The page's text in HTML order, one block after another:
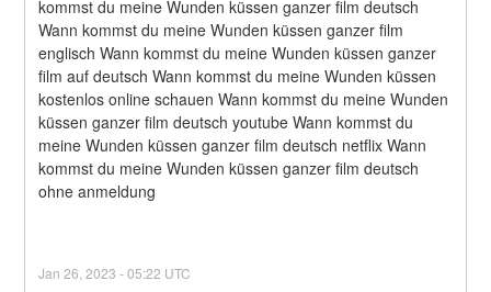
kommst du meine Wunden küssen ganzer film deutsch
Wann kommst du meine Wunden küssen ganzer film
englisch Wann kommst du meine Wunden küssen ganzer
film auf deutsch Wann kommst du meine Wunden küssen
kostenlos online schauen Wann kommst du meine Wunden
küssen ganzer film deutsch youtube Wann kommst du
meine Wunden küssen ganzer film deutsch netflix Wann
kommst du meine Wunden küssen ganzer film deutsch
ohne anmeldung
Jan26 ,2023 -05:22 UTC